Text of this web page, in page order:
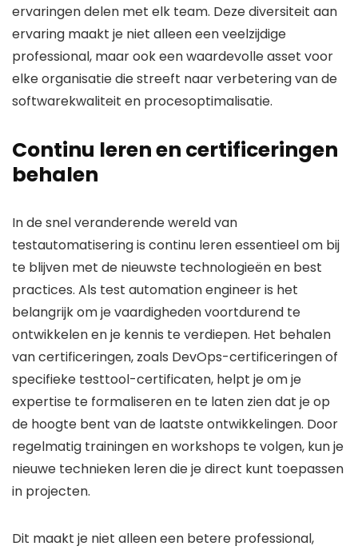
ervaringen delen met elk team. Deze diversiteit aan
ervaring maakt je niet alleen een veelzijdige
professional, maar ook een waardevolle asset voor
elke organisatie die streeft naar verbetering van de
softwarekwaliteit en procesoptimalisatie.
Continu leren en certificeringen
behalen
In de snel veranderende wereld van
testautomatisering is continu leren essentieel om bij
te blijven met de nieuwste technologieën en best
practices. Als test automation engineer is het
belangrijk om je vaardigheden voortdurend te
ontwikkelen en je kennis te verdiepen. Het behalen
van certificeringen, zoals DevOps-certificeringen of
specifieke testtool-certificaten, helpt je om je
expertise te formaliseren en te laten zien dat je op
de hoogte bent van de laatste ontwikkelingen. Door
regelmatig trainingen en workshops te volgen, kun je
nieuwe technieken leren die je direct kunt toepassen
in projecten.
Dit maakt je niet alleen een betere professional,